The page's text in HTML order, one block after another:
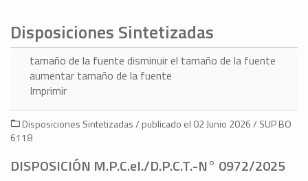
Disposiciones Sintetizadas
tamaño de la fuente disminuir el tamaño de la fuente
aumentar tamaño de la fuente
Imprimir
Disposiciones Sintetizadas / publicado el 02 Junio 2026 / SUP BO
6118
DISPOSICIÓN M.P.C.eI./D.P.C.T.-N° 0972/2025